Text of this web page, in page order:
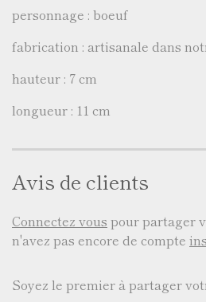
personnage : boeuf
fabrication : artisanale dans
hauteur : 7 cm
longueur : 11 cm
Avis de clients
Connectez vous pour partager
n'avez pas encore de compte
Soyez le premier à partager